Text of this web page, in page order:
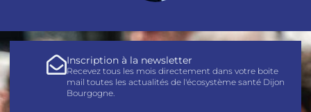
Inscription à la newsletter
Recevez tous les mois directement dans votre boite
mail toutes les actualités de l'écosystème santé Dijon
Bourgogne.